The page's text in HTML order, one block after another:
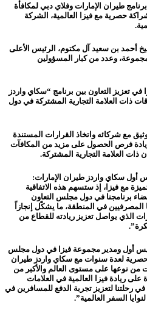
طيران الإمارات وفلاي دبي لمكافأة
شراكة حصرية مع فيزا العالمية، الشركة
أحمد بن سعيد آل مكتوم، الرئيس الأعلى
وعدد من كبار المسؤولين
تعزيز التعاون بين برنامج “سكاي واردز
ذات العلامة التجارية المشتركة في دول
مع شركائه واتخاذ القرارات المستندة
وزيادة فرص الحصول على مزيد من المكافآت
العلامة التجارية المشتركة.
أول سكاي واردز طيران الإمارات:
مع فيزا، إذ ستسهم هذه الاتفاقية
برنامجنا في دول مجلس التعاون
المصرفيين في المنطقة، ما يشكّل إنجازاً
الذي يواصل تعزيز ريادته للقطاع من
أول ومدير مجموعة فيزا في دول مجلس
الحصرية لعدة سنوات مع سكاي واردز طيران
من نوعها على مستوى العالم والأكبر من
ريادة فيزا العالمية في العلامات
في رحلتنا لتعزيز تجربة الدفع للمسافرين في
السفر العالمية”.